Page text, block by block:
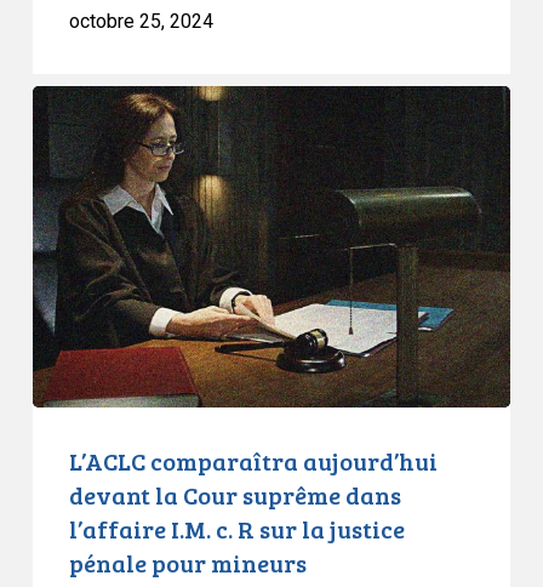
octobre 25, 2024
L’ACLC
comparaîtra
aujourd’hui
devant
la
Cour
suprême
dans
l’affaire
I.M.
justice
pénale
L’ACLC comparaîtra aujourd’hui
devant la Cour suprême dans
l’affaire I.M. c. R sur la justice
pénale pour mineurs